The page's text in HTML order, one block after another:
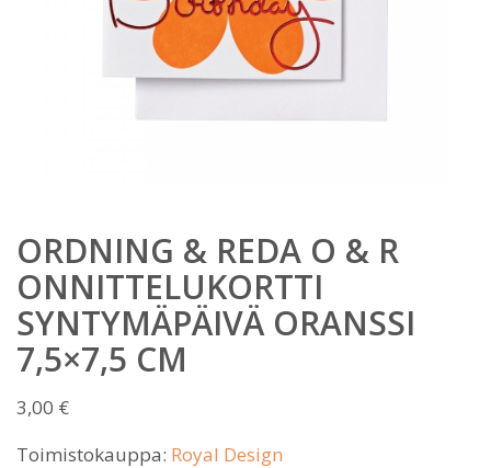
ORDNING & REDA O & R
ONNITTELUKORTTI
SYNTYMÄPÄIVÄ ORANSSI
7,5×7,5 CM
3,00 €
Toimistokauppa: Royal Design